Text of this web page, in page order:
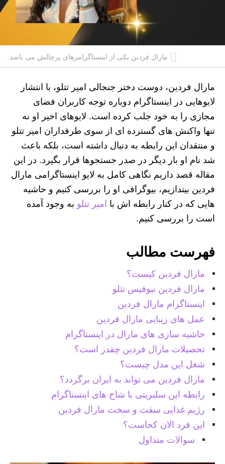
مارال فردین یکی از اینستاگرامرهای پرچالش می باشد.
مارال فردین، دوست دختر جنجالی امیر تتلو، با انتشار
لایوهایی در اینستاگرام دوباره توجه کاربران فضای
مجازی را به خود جلب کرده است. لایوهای اخیر او نه‌
تنها واکنش‌ های گسترده‌ ای از سوی طرفداران امیر تتلو
و منتقدان این رابطه به‌ دنبال داشته است، بلکه باعث
شد نام او بار دیگر در صدر جستجوها قرار بگیرد. در این
مقاله قصد داریم نگاهی کامل به لایو اینستاگرامی مارال
فردین بیندازیم، بیوگرافی او را بررسی کنیم و حاشیه‌
هایی که در کنار رابطه‌ اش با امیر تتلو به وجود آمده
است را بررسی کنیم.
فهرست مطالب
مارال فردین کیست؟
مارال فردین نیوفیس تتلو
اینستاگرام مارال فردین
عمل های زیبایی مارال فردین
حاشیه سازی های مارال در اینستاگرام
تحصیلات مارال فردین چقدر است؟
شغل این مدل چیست؟
مارال فردین می تواند به ایران برگردد؟
رابطه این سلبریتی با شاخ های اینستاگرام
رژیم غذایی سفت و سخت مارال فردین
این فرد الان کجاست؟
سوالات متداول